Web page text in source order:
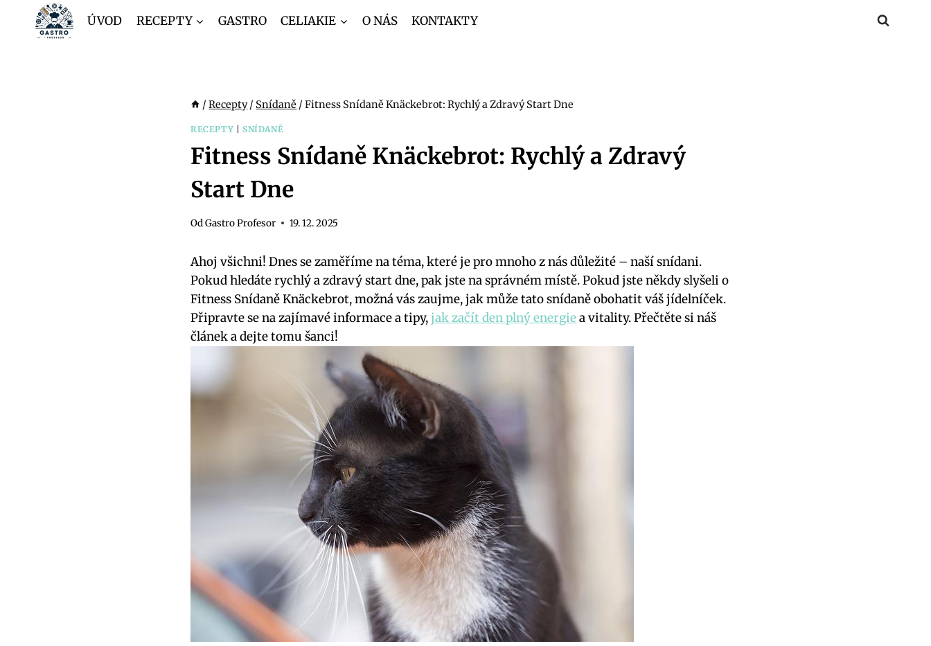
Přeskočit
ÚVOD RECEPTY GASTRO CELIAKIE O NÁS KONTAKTY
/ Recepty/ Snídaně / Fitness Snídaně Knäckebrot: Rychlý a Zdravý Start Dne
RECEPTY SNÍDANĚ
Fitness Snídaně Knäckebrot: Rychlý a Zdravý
Start Dne
OdGastro Profesor 19. 12. 2025
Ahoj všichni! Dnes se zaměříme na téma, které je pro mnoho z nás důležité – naší snídani.
Pokud hledáte rychlý a zdravý start dne, pak jste na správném místě. Pokud jste někdy slyšeli o
Fitness Snídaně Knäckebrot, možná vás zaujme, jak může tato snídaně obohatit váš jídelníček.
Připravte se na zajímavé informace a tipy,jak začít den plný energiea vitality. Přečtěte si náš
článek a dejte tomu šanci!